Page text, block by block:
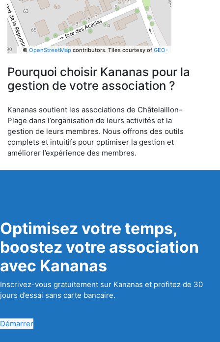
© OpenStreetMapcontributors. Tiles courtesy of GEO-
Pourquoi choisir Kananas pour la
gestion de votre association ?
Kananas soutient les associations de Châtelaillon-
Plage dans l’organisation de leurs activités et la
gestion de leurs membres. Nous offrons des outils
complets et intuitifs pour optimiser la gestion et
améliorer l’expérience des membres.
Optimisez votre temps,
boostez votre association
avec Kananas
Inscrivez-vous gratuitement sur Kananas et profitez de 30
jours d’essai sans carte bancaire.
Démarrer